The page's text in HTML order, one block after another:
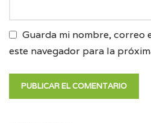
Guarda mi nombre, correo
este navegador para la